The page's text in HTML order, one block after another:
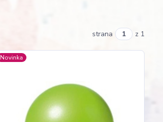
strana z 1
Novinka